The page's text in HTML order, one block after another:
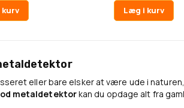
Læg i kurv
eller bare elsker at være ude i
metaldetektorkan du opdage alt fra